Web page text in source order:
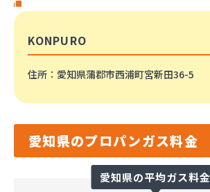
KONPURO
住所 ：愛知県蒲郡市西浦町宮新田36-5
愛知県のプロパンガス料金
愛知県の平均ガス料金